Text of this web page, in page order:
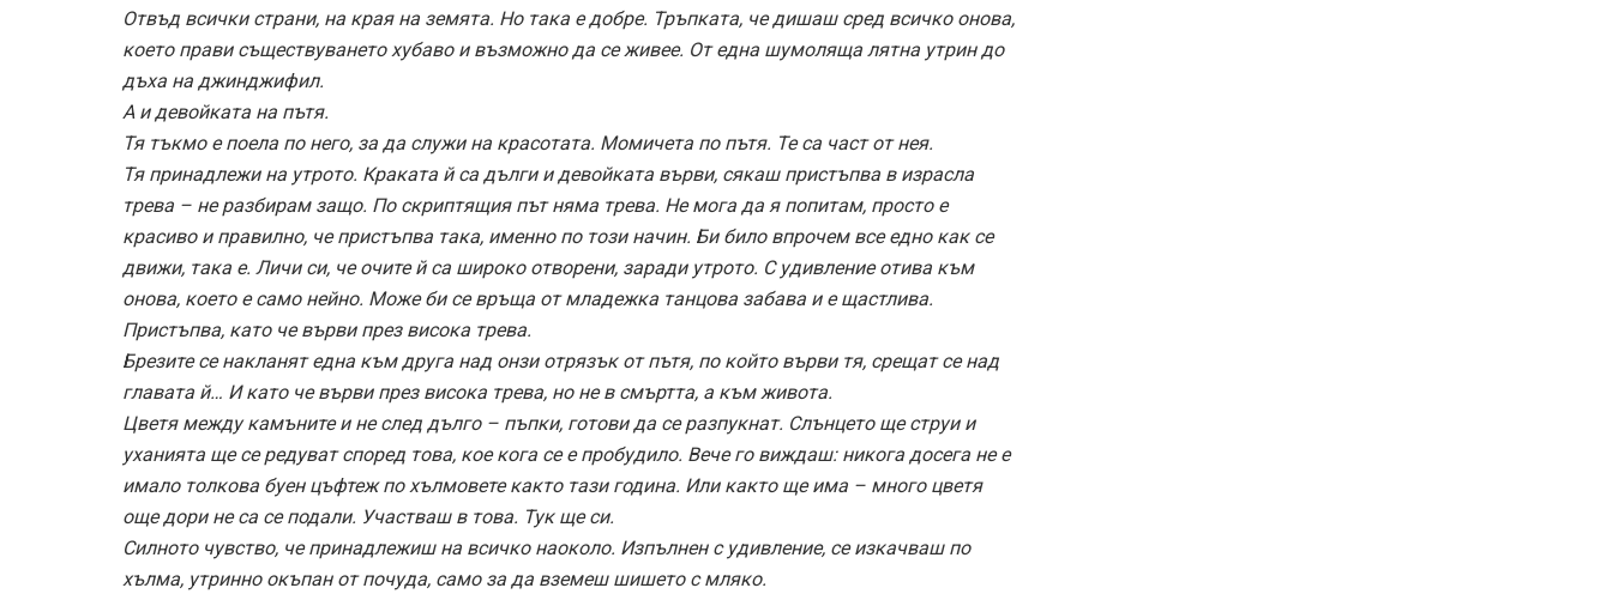
Отвъд всички страни, на края на земята. Но така е добре. Тръпката, че дишаш сред всичко онова,
което прави съществуването хубаво и възможно да се живее. От една шумоляща лятна утрин до
дъха на джинджифил.
А и девойката на пътя.
Тя тъкмо е поела по него, за да служи на красотата. Момичета по пътя. Те са част от нея.
Тя принадлежи на утрото. Краката й са дълги и девойката върви, сякаш пристъпва в израсла
трева – не разбирам защо. По скриптящия път няма трева. Не мога да я попитам, просто е
красиво и правилно, че пристъпва така, именно по този начин. Би било впрочем все едно как се
движи, така е. Личи си, че очите й са широко отворени, заради утрото. С удивление отива към
онова, което е само нейно. Може би се връща от младежка танцова забава и е щастлива.
Пристъпва, като че върви през висока трева.
Брезите се накланят една към друга над онзи отрязък от пътя, по който върви тя, срещат се над
главата й… И като че върви през висока трева, но не в смъртта, а към живота.
Цветя между камъните и не след дълго – пъпки, готови да се разпукнат. Слънцето ще струи и
уханията ще се редуват според това, кое кога се е пробудило. Вече го виждаш: никога досега не е
имало толкова буен цъфтеж по хълмовете както тази година. Или както ще има – много цветя
още дори не са се подали. Участваш в това. Тук ще си.
Силното чувство, че принадлежиш на всичко наоколо. Изпълнен с удивление, се изкачваш по
хълма, утринно окъпан от почуда, само за да вземеш шишето с мляко.